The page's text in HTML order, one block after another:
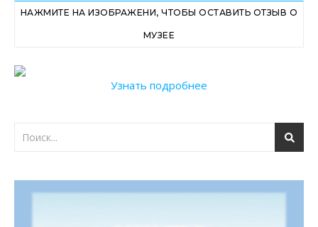
НАЖМИТЕ НА ИЗОБРАЖЕНИ, ЧТОБЫ ОСТАВИТЬ ОТЗЫВ О
МУЗЕЕ
Узнать подробнее